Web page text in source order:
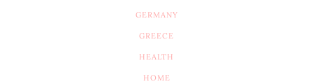
GERMANY
GREECE
HEALTH
HOME